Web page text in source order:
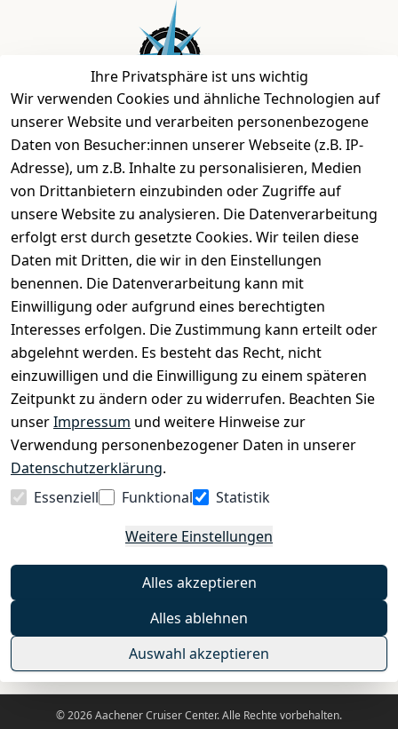
Ihre Privatsphäre ist uns wichtig
Wir verwenden Cookies und ähnliche Technologien auf
unserer Website und verarbeiten personenbezogene
Daten von Besucher:innen unserer Webseite (z.B. IP-
Adresse), um z.B. Inhalte zu personalisieren, Medien
von Drittanbietern einzubinden oder Zugriffe auf
unsere Website zu analysieren. Die Datenverarbeitung
erfolgt erst durch gesetzte Cookies. Wir teilen diese
Daten mit Dritten, die wir in den Einstellungen
benennen. Die Datenverarbeitung kann mit
Einwilligung oder aufgrund eines berechtigten
Interesses erfolgen. Die Zustimmung kann erteilt oder
abgelehnt werden. Es besteht das Recht, nicht
einzuwilligen und die Einwilligung zu einem späteren
Zeitpunkt zu ändern oder zu widerrufen. Beachten Sie
unserImpressum und weitere Hinweise zur
Verwendung personenbezogener Daten in unserer
Datenschutzerklärung.
Essenziell
Funktional
Statistik
Weitere Einstellungen
Alles akzeptieren
Alles ablehnen
Auswahl akzeptieren
Bei uns findest Du das richtige Fahrgefühl. Auf über
2.400 m² bieten wir Dir die beste Beratung zu
Kinderfahrrädern über E-MTBs bis hin zu
Lastenfahrrädern und Elektrorollern.
EINKAUFEN
› Fahrrad Aachen
› Zahlungs- und Versandbedingungen
INFORMATIONEN
› Batteriehinweis
› Widerrufsrecht
Impressum
© 2026 Aachener Cruiser Center. Alle Rechte vorbehalten.